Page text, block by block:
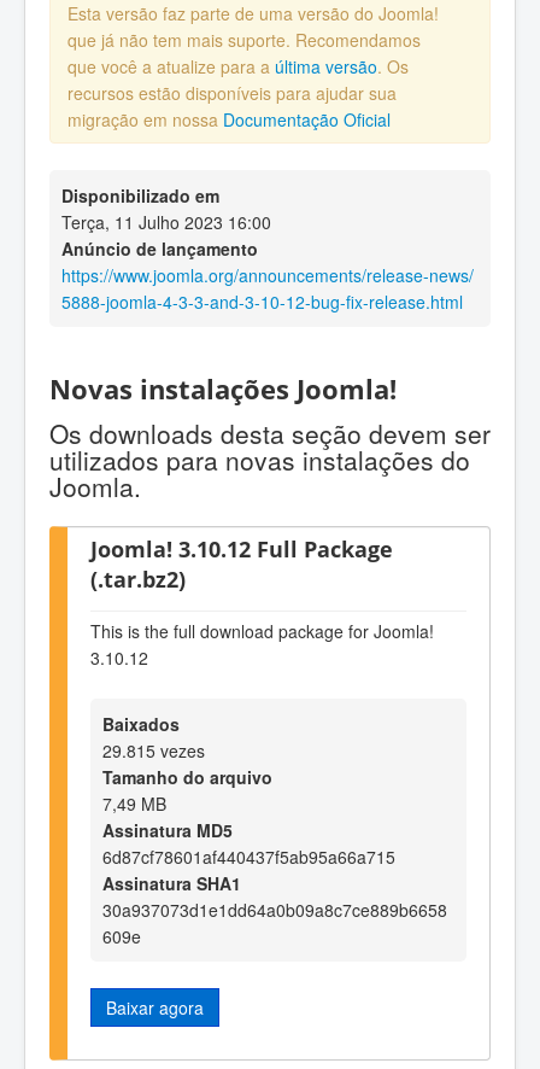
Esta versão faz parte de uma versão do Joomla!
que já não tem mais suporte. Recomendamos
que você a atualize para a última versão. Os
recursos estão disponíveis para ajudar sua
migração em nossa Documentação Oficial
Disponibilizado em
Terça, 11 Julho 2023 16:00
Anúncio de lançamento
https://www.joomla.org/announcements/release-news/
5888-joomla-4-3-3-and-3-10-12-bug-fix-release.html
Novas instalações Joomla!
Os downloads desta seção devem ser
utilizados para novas instalações do
Joomla.
Joomla! 3.10.12 Full Package
(.tar.bz2)
This is the full download package for Joomla!
3.10.12
Baixados
29.815 vezes
Tamanho do arquivo
7,49 MB
Assinatura MD5
6d87cf78601af440437f5ab95a66a715
Assinatura SHA1
30a937073d1e1dd64a0b09a8c7ce889b6658
609e
Baixar agora